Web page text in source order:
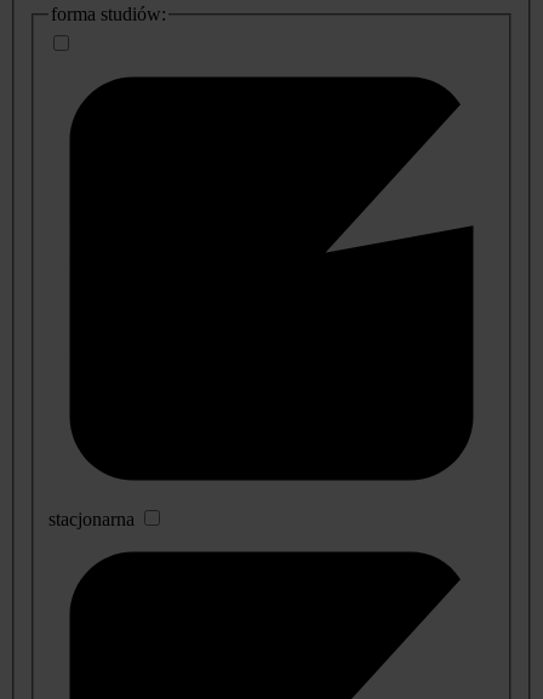
dodatkowe
informacje
forma studiów:
stacjonarna